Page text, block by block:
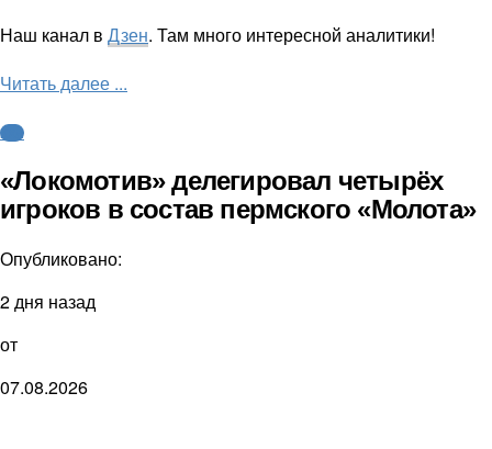
Наш канал в Дзен. Там много интересной аналитики!
Читать далее ...
КХЛ
«Локомотив» делегировал четырёх
игроков в состав пермского «Молота»
Опубликовано:
2 дня назад
от
07.08.2026